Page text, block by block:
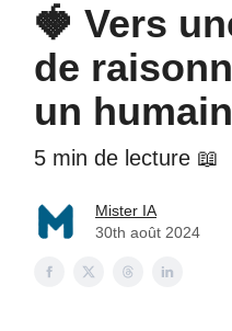
🍓 Vers
de
un
5 min de lecture 📖
Mister IA
30th août 2024